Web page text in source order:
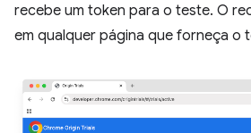
recebe um token para o teste. O
em qualquer página que forneça o